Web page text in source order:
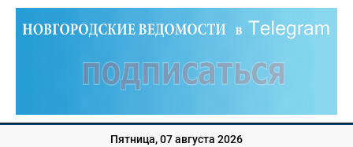
Пятница, 07 августа 2026